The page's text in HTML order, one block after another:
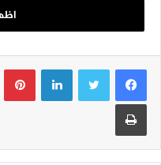
خدماته الصحية والإنسانية
وحمل البيان وسائل إعلام
كاملة عن حياة المرضى في
مجددا إدانته واستنكاره
المنشآت الصحية بهدف
ومنع دخول الأدوية والأجهزة
حياة المرضى.
لينكدإن
طباعة